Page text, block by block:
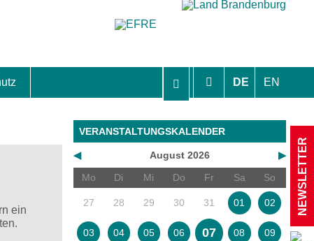
DE EN
ein
VERANSTALTUNGSKALENDER
◀ ▶
August 2026
Mo
Di Mi Do Fr Sa So
27 28 29 30 31 01 02
03 04 05 06 07 08 09
NEWSLETTER